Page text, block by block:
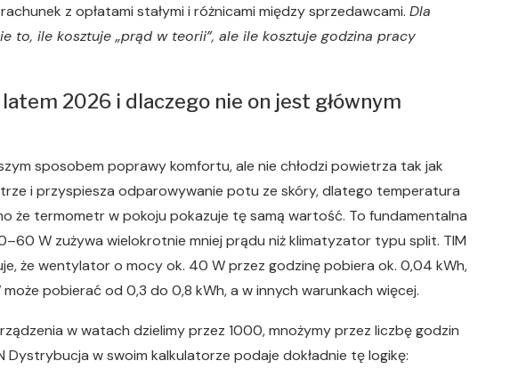
z opłatami stałymi i różnicami między sprzedawcami. Dla
to, ile kosztuje „prąd w teorii”, ale ile kosztuje godzina pracy
2026 i dlaczego nie on jest głównym
sposobem poprawy komfortu, ale nie chłodzi powietrza tak jak
i przyspiesza odparowywanie potu ze skóry, dlatego temperatura
że termometr w pokoju pokazuje tę samą wartość. To fundamentalna
W zużywa wielokrotnie mniej prądu niż klimatyzator typu split. TIM
że wentylator o mocy ok. 40 W przez godzinę pobiera ok. 0,04 kWh,
pobierać od 0,3 do 0,8 kWh, a w innych warunkach więcej.
w watach dzielimy przez 1000, mnożymy przez liczbę godzin
Dystrybucja w swoim kalkulatorze podaje dokładnie tę logikę: